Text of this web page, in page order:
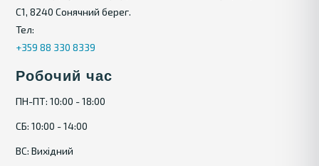
С1, 8240 Сонячний берег.
Тел:
+359 88 330 8339
Робочий час
ПН-ПТ: 10:00 - 18:00
СБ: 10:00 - 14:00
ВС: Вихідний